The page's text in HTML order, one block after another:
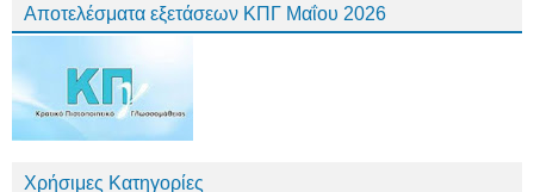
Αποτελέσματα εξετάσεων ΚΠΓ Μαΐου 2026
Χρήσιμες Κατηγορίες